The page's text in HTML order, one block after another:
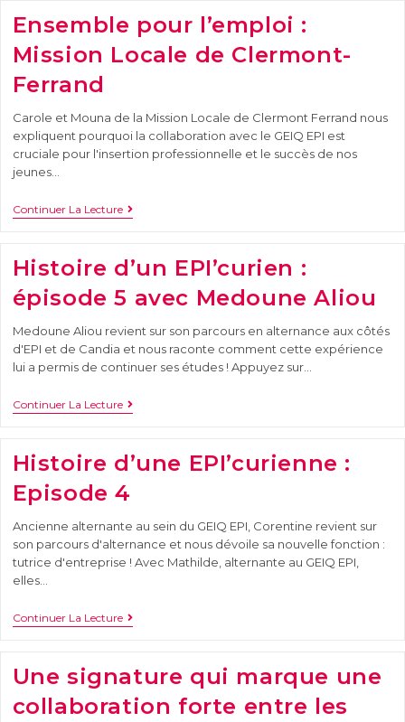
Ensemble pour l’emploi :
Mission Locale de Clermont-
Ferrand
Carole et Mouna de la Mission Locale de Clermont Ferrand nous
expliquent pourquoi la collaboration avec le GEIQ EPI est
cruciale pour l'insertion professionnelle et le succès de nos
jeunes…
Continuer La Lecture
Histoire d’un EPI’curien :
épisode 5 avec Medoune Aliou
Medoune Aliou revient sur son parcours en alternance aux côtés
d'EPI et de Candia et nous raconte comment cette expérience
lui a permis de continuer ses études ! Appuyez sur…
Continuer La Lecture
Histoire d’une EPI’curienne :
Episode 4
Ancienne alternante au sein du GEIQ EPI, Corentine revient sur
son parcours d'alternance et nous dévoile sa nouvelle fonction :
tutrice d'entreprise ! Avec Mathilde, alternante au GEIQ EPI,
elles…
Continuer La Lecture
Une signature qui marque une
collaboration forte entre les